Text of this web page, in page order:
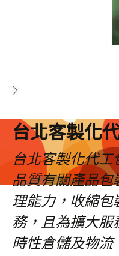
台北客製化
台北客製化代工
品質有關產品包
理能力，收縮包
務，且為擴大服
時性倉儲及物